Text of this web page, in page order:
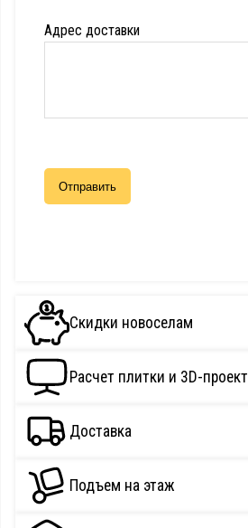
Адрес доставки
Скидки новоселам
Расчет плитки и 3D-проект
Доставка
Подъем на этаж